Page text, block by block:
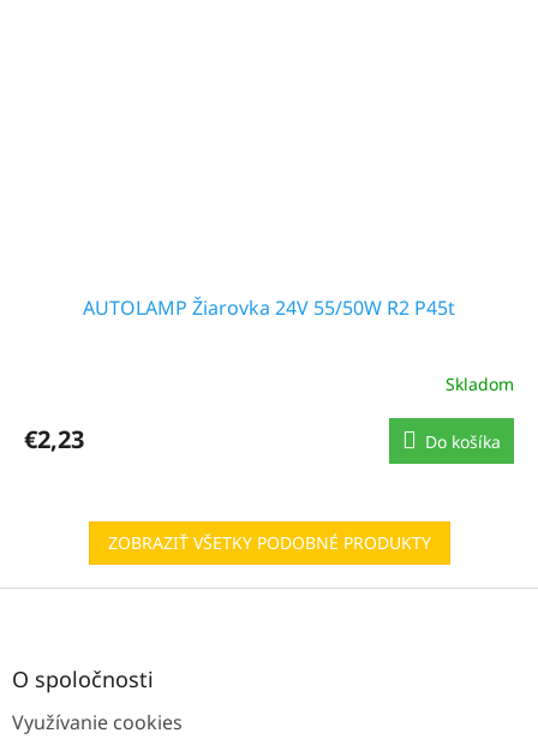
AUTOLAMP Žiarovka 24V 55/50W R2 P45t
Skladom
€2,23 Do košíka
ZOBRAZIŤ VŠETKY PODOBNÉ PRODUKTY
Z
O spoločnosti
Využívanie cookies